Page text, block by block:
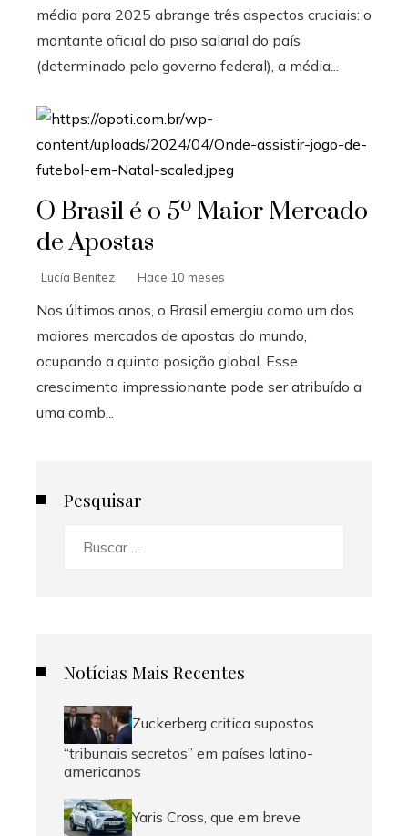
média para 2025 abrange três aspectos cruciais: o
montante oficial do piso salarial do país
(determinado pelo governo federal), a média...
O Brasil é o 5º Maior Mercado
de Apostas
Lucía Benítez Hace 10 meses
Nos últimos anos, o Brasil emergiu como um dos
maiores mercados de apostas do mundo,
ocupando a quinta posição global. Esse
crescimento impressionante pode ser atribuído a
uma comb...
Pesquisar
Notícias Mais Recentes
Zuckerberg critica supostos
“tribunais secretos” em países latino-
americanos
Yaris Cross, que em breve